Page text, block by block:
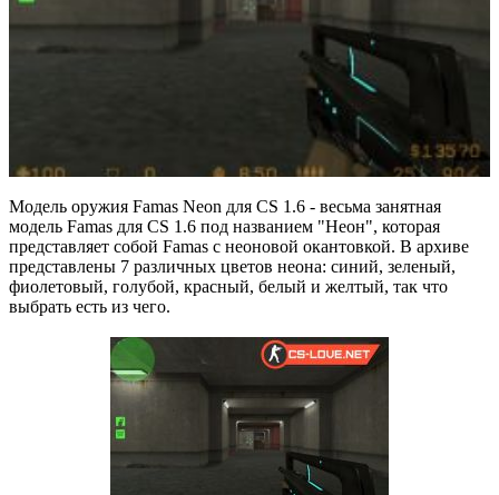
Модель оружия Famas Neon для CS 1.6 - весьма занятная
модель Famas для CS 1.6 под названием "Неон", которая
представляет собой Famas с неоновой окантовкой. В архиве
представлены 7 различных цветов неона: синий, зеленый,
фиолетовый, голубой, красный, белый и желтый, так что
выбрать есть из чего.